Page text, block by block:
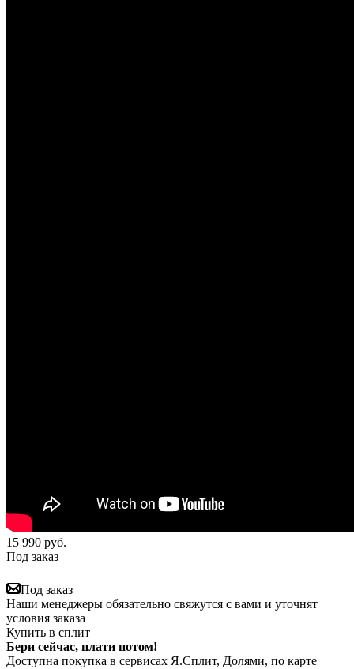
15 990 руб.
Под заказ
Под заказ
Наши менеджеры обязательно свяжутся с вами и уточнят
условия заказа
Купить в сплит
Бери сейчас, плати потом!
Доступна покупка в сервисах Я.Сплит, Долями, по карте